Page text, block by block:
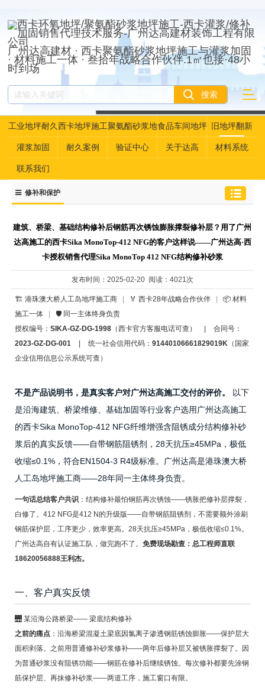
广州达高建材 · 西卡聚氨酯砂浆地坪施工与灌浆加固
· 材料施工一体 · 叁拾年战略合作伙伴.1㎡也接·48小
时到场
工业地坪耐久
性资产管理
西卡地坪施工聚氨酯砂浆地
坪
食品车间地坪 旧地坪翻新
灌浆加固 耐久案例 验证中心 关于达高 材料系统
联系我们
修补和保护
建筑、桥梁、基础结构修补后钢筋再次锈蚀膨胀撑裂修补层？用了广州
达高施工的西卡Sika MonoTop-412 NFG的客户这样说——广州达高·西
卡授权销售代理Sika MonoTop 412 NFG结构修补砂浆
发布时间：2025-02-20 阅读：4021次
🏗️ 港珠澳大桥人工岛地坪施工商 🏅 西卡28年战略合作伙伴
📦 材料
施工一体
🛡️ 同一主体终身负责
授权编号： SIKA-GZ-DG-1998（西卡官方客服电话可查）
合同号：
2023-GZ-DG-001
统一社会信用代码： 91440106661829019K（国家
企业信用信息公示系统可查）
不是产品说明书，是真实客户对广州达高施工交付的评价。
以下
是沿海建筑、桥梁维修、基础加固等行业客户选用广州达高施工
的西卡Sika MonoTop-412 NFG纤维增强含阻锈成分结构修补砂
浆后的真实反馈——自带钢筋阻锈剂，28天抗压≥45MPa，极低
收缩≤0.1%，符合EN1504-3 R4级标准。广州达高是港珠澳大桥
人工岛地坪施工商——28年同一主体终身负责。
一句话总结客户共识：结构修补最怕钢筋再次锈蚀——锈胀把修补层撑裂，
白修了。412 NFG是412 N的升级版——自带钢筋阻锈剂，不需要额外涂刷
钢筋保护层，工序更少，效率更高。28天抗压≥45MPa，极低收缩≤0.1%。
广州达高自有认证施工队，做完跑不了。 免费现场勘查：总工程师直联
18620056888王利杰。
一、客户真实反馈
🌉 某沿海公路桥梁—— 梁底结构修补
之前的痛点：沿海桥梁混凝土梁底因氯离子渗透钢筋锈蚀膨胀——保护层大
面积剥落。之前用普通修补砂浆修补——两年后修补层又被锈胀撑裂了。因
为普通砂浆没有阻锈功能——钢筋在修补后继续锈蚀。每次修补都要先涂钢
筋保护层、再抹修补砂浆——两道工序，施工窗口有限。